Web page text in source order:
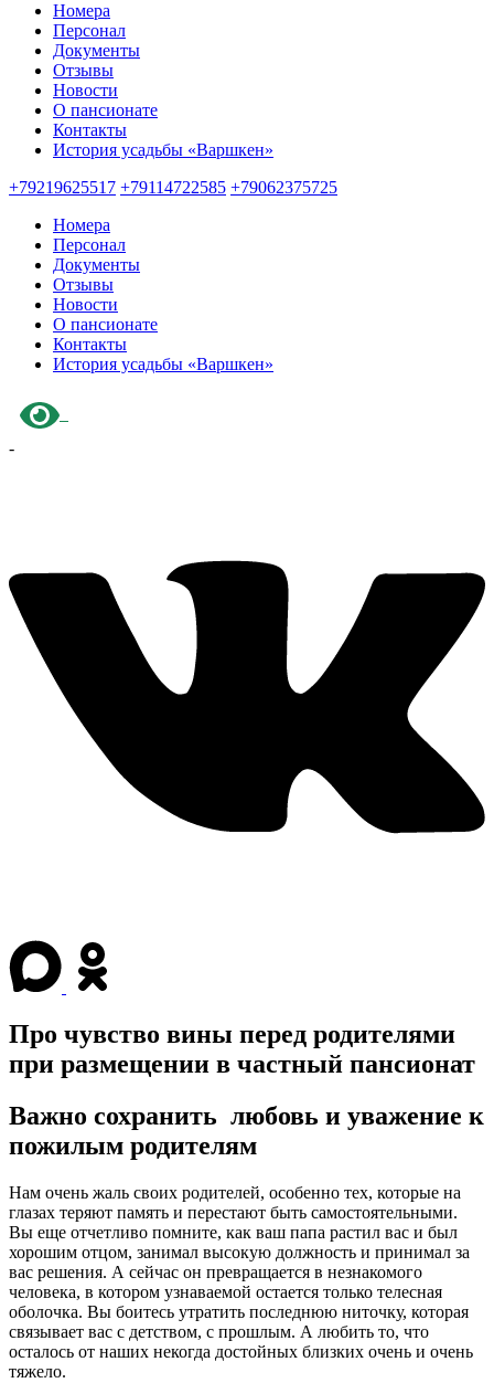
Номера
Персонал
Документы
Отзывы
Новости
О пансионате
Контакты
История усадьбы «Варшкен»
+79219625517 +79114722585 +79062375725
Номера
Персонал
Документы
Отзывы
Новости
О пансионате
Контакты
История усадьбы «Варшкен»
-
Про чувство вины перед родителями
при размещении в частный пансионат
Важно сохранить любовь и уважение к
пожилым родителям
Нам очень жаль своих родителей, особенно тех, которые на
глазах теряют память и перестают быть самостоятельными.
Вы еще отчетливо помните, как ваш папа растил вас и был
хорошим отцом, занимал высокую должность и принимал за
вас решения. А сейчас он превращается в незнакомого
человека, в котором узнаваемой остается только телесная
оболочка. Вы боитесь утратить последнюю ниточку, которая
связывает вас с детством, с прошлым. А любить то, что
осталось от наших некогда достойных близких очень и очень
тяжело.